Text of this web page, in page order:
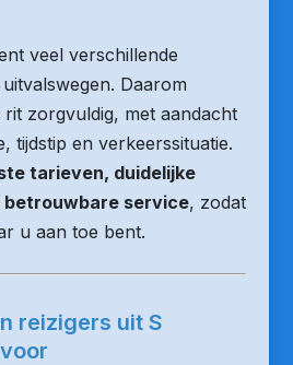
veel verschillende
Daarom
zorgvuldig, met aandacht
tijdstip en verkeerssituatie.
tarieven, duidelijke
betrouwbare service, zodat
u aan toe bent.
reizigers uit S